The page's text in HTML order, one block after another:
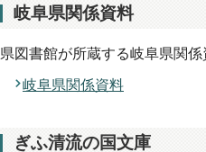
岐阜県関係資料
県図書館が所蔵する岐阜県関
岐阜県関係資料
ぎふ清流の国文庫